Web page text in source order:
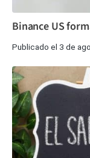
Binance US
Publicado el 3 de